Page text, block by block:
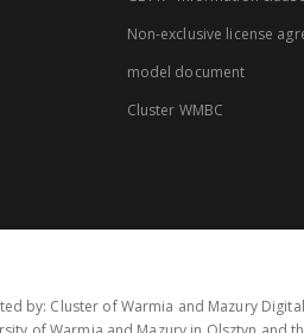
Non-exclusive license
model document
Cluster WMBC
by: Cluster of Warmia and Mazury